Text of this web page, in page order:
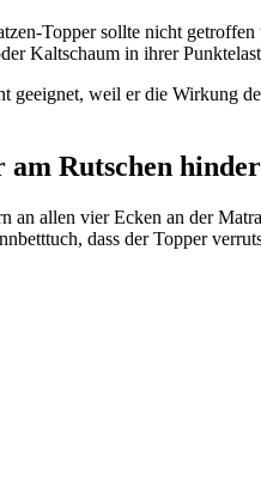
Topper sollte nicht
Kaltschaum in ihrer
geeignet, weil er die Wirkung
Rutschen
an allen vier Ecken an der
dass der Topper